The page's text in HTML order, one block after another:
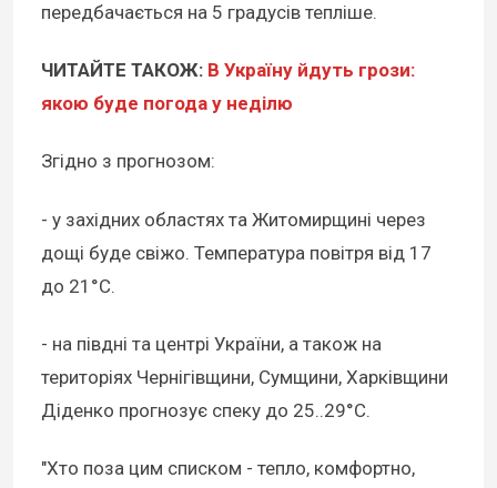
передбачається на 5 градусів тепліше.
ЧИТАЙТЕ ТАКОЖ: В Україну йдуть грози:
якою буде погода у неділю
Згідно з прогнозом:
- у західних областях та Житомирщині через
дощі буде свіжо. Температура повітря від 17
до 21°С.
- на півдні та центрі України, а також на
територіях Чернігівщини, Сумщини, Харківщини
Діденко прогнозує спеку до 25..29°С.
"Хто поза цим списком - тепло, комфортно,